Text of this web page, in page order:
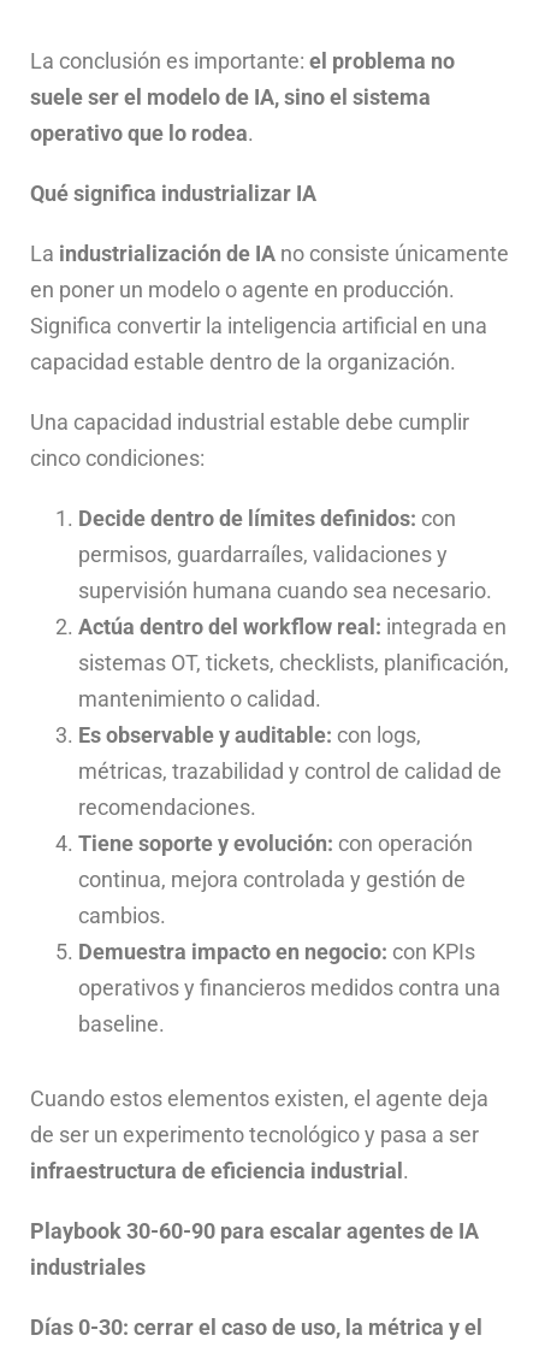
La conclusión es importante: el problema no
suele ser el modelo de IA, sino el sistema
operativo que lo rodea.
Qué significa industrializar IA
La industrialización de IA no consiste únicamente
en poner un modelo o agente en producción.
Significa convertir la inteligencia artificial en una
capacidad estable dentro de la organización.
Una capacidad industrial estable debe cumplir
cinco condiciones:
Decide dentro de límites definidos: con
permisos, guardarraíles, validaciones y
supervisión humana cuando sea necesario.
Actúa dentro del workflow real: integrada en
sistemas OT, tickets, checklists, planificación,
mantenimiento o calidad.
Es observable y auditable: con logs,
métricas, trazabilidad y control de calidad de
recomendaciones.
Tiene soporte y evolución: con operación
continua, mejora controlada y gestión de
cambios.
Demuestra impacto en negocio: con KPIs
operativos y financieros medidos contra una
baseline.
Cuando estos elementos existen, el agente deja
de ser un experimento tecnológico y pasa a ser
infraestructura de eficiencia industrial .
Playbook 30-60-90 para escalar agentes de IA
industriales
Días 0-30: cerrar el caso de uso, la métrica y el